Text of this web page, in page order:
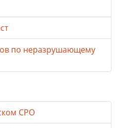
по неразрушающему
СРО